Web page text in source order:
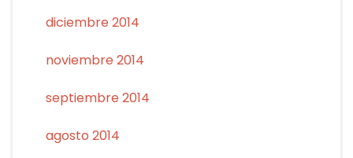
diciembre 2014
noviembre 2014
septiembre 2014
agosto 2014